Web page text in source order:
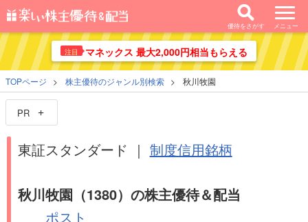
優待をさがす メニュー
注目 マネックス 最大2,000円相当もらえる
TOPページ 株主優待のジャンル別検索 秋川牧園
PR
東証スタンダード ｜ 制度信用銘柄
秋川牧園（1380）の株主優待＆配当
ポスト